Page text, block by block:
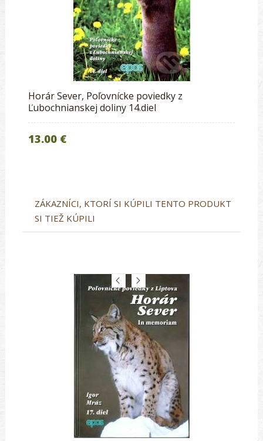
Horár Sever, Poľovnícke poviedky z
Ľubochnianskej doliny 14.diel
13.00 €
ZÁKAZNÍCI, KTORÍ SI KÚPILI TENTO PRODUKT
SI TIEŽ KÚPILI